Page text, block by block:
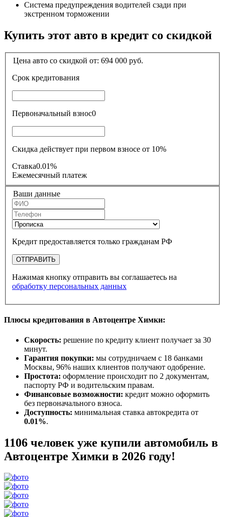
Система предупреждения водителей сзади при
экстренном торможении
Купить этот авто в кредит со скидкой
Цена авто со скидкой от: 694 000 руб.
Срок кредитования
Первоначальный взнос0
Скидка действует при первом взносе от 10%
Ставка0.01%
Ежемесячный платеж
Ваши данные
Кредит предоставляется только гражданам РФ
ОТПРАВИТЬ
Нажимая кнопку отправить вы соглашаетесь на
обработку персональных данных
Плюсы кредитования в Автоцентре Химки:
Скорость: решение по кредиту клиент получает за 30
минут.
Гарантия покупки: мы сотрудничаем с 18 банками
Москвы, 96% наших клиентов получают одобрение.
Простота: оформление происходит по 2 документам,
паспорту РФ и водительским правам.
Финансовые возможности: кредит можно оформить
без первоначального взноса.
Доступность: минимальная ставка автокредита от
0.01%.
1106 человек уже купили автомобиль в
Автоцентре Химки в 2026 году!